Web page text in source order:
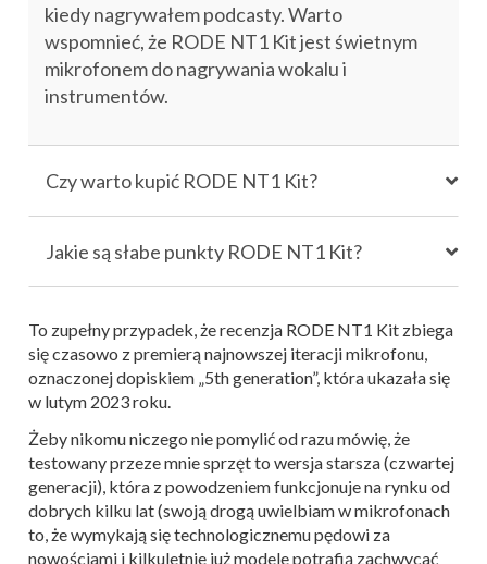
kiedy nagrywałem podcasty. Warto
wspomnieć, że RODE NT1 Kit jest świetnym
mikrofonem do nagrywania wokalu i
instrumentów.
Czy warto kupić RODE NT1 Kit?
Jakie są słabe punkty RODE NT1 Kit?
To zupełny przypadek, że recenzja RODE NT1 Kit zbiega
się czasowo z premierą najnowszej iteracji mikrofonu,
oznaczonej dopiskiem „5th generation”, która ukazała się
w lutym 2023 roku.
Żeby nikomu niczego nie pomylić od razu mówię, że
testowany przeze mnie sprzęt to wersja starsza (czwartej
generacji), która z powodzeniem funkcjonuje na rynku od
dobrych kilku lat (swoją drogą uwielbiam w mikrofonach
to, że wymykają się technologicznemu pędowi za
nowościami i kilkuletnie już modele potrafią zachwycać